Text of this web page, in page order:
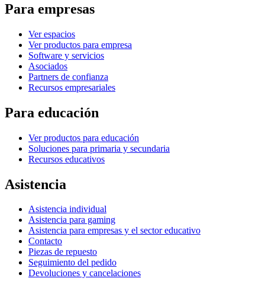
Para empresas
Ver espacios
Ver productos para empresa
Software y servicios
Asociados
Partners de confianza
Recursos empresariales
Para educación
Ver productos para educación
Soluciones para primaria y secundaria
Recursos educativos
Asistencia
Asistencia individual
Asistencia para gaming
Asistencia para empresas y el sector educativo
Contacto
Piezas de repuesto
Seguimiento del pedido
Devoluciones y cancelaciones